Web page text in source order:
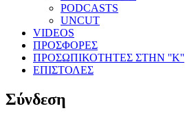
PODCASTS
UNCUT
VIDEOS
ΠΡΟΣΦΟΡΕΣ
ΠΡΟΣΩΠΙΚΟΤΗΤΕΣ ΣΤΗΝ ''Κ''
ΕΠΙΣΤΟΛΕΣ
Σύνδεση